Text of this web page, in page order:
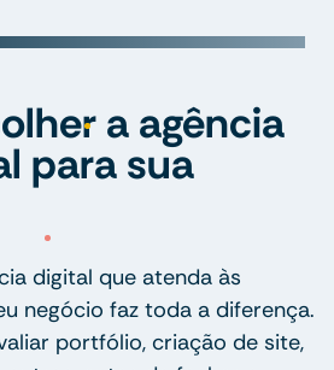
a agência
para sua
digital que atenda às
negócio faz toda a diferença.
portfólio, criação de site,